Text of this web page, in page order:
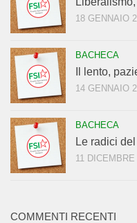
18 GENNAIO
BACHECA
Il lento,
14 GENNAIO
BACHECA
Le radici
11 DICEMBRE
COMMENTI RECENTI